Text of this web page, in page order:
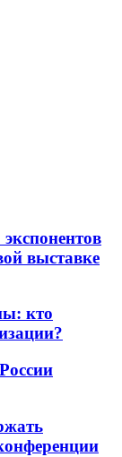
выставке
кто